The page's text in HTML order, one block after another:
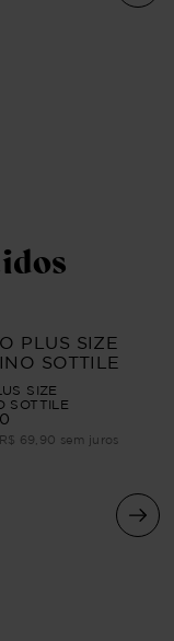
SIZE
SOTTILE
R$ 69 90 sem juros